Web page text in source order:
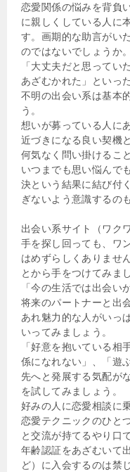
恋愛関係の悩みを背負
に親しくしている人に
す。画期的な助言がい
のではないでしょうか。
「大丈夫だと思ってい
あざむかれた」といっ
不明の出会い系は基本
う。
想いが募っている人に
近づきになる良い契機
何気なく問い掛けるこ
いつまでも思い悩んで
決という結果に結び付
ぎないよう意識するの
出会い系サイト（ワク
手を探し回っても、ワ
はめずらしくありませ
とから手をつけてみま
「今の生活では出会い
将来のパートナーと出
あれ魅力的な人がいっ
いってみましょう。
「好意を抱いている相
係になれない」、「遊
先へと発展する気配が
を試してみましょう。
好みの人に恋愛相談に
恋愛テクニックのひと
と交流が持てるやり口で
年齢認証をあざむいて
ど）に入会するのは禁